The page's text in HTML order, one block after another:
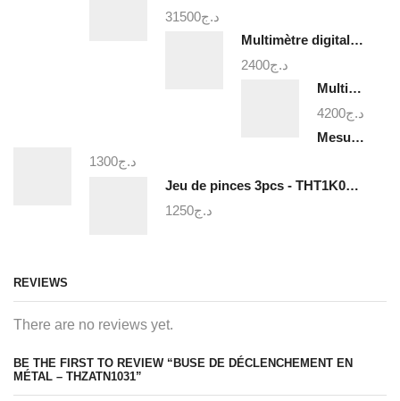
د.ج31500
Multimètre digital - TMT460012
د.ج2400
Multimètre digital 1000v - TMT47503
د.ج4200
Mesure triangulaire a niveau a bulle - TMT646003
د.ج1300
Jeu de pinces 3pcs - THT1K0311
د.ج1250
REVIEWS
There are no reviews yet.
BE THE FIRST TO REVIEW “BUSE DE DÉCLENCHEMENT EN
MÉTAL – THZATN1031”